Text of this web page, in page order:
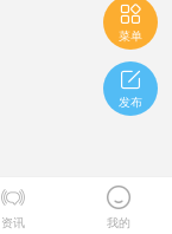

菜单

发布

资讯

我的